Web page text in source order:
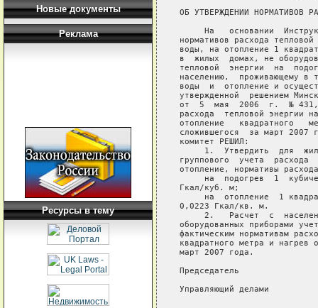
Новые документы
Реклама
Ресурсы в тему
ОБ УТВЕРЖДЕНИИ НОРМАТИВОВ
На   основании
нормативов расхода
воды, на отопление 1
в  жилых  домах, не
тепловой  энергии  на
населению,  проживающему в
воды  и  отопление и
утвержденной  решением
от  5  мая  2006  г.  № 431,
расхода  тепловой энергии
отопление   квадратного
сложившегося  за март 2007
комитет РЕШИЛ:
1.  Утвердить  для
группового  учета
отопление, нормативы
на  подогрев  1
Гкал/куб. м;
на  отопление  1
0,0223 Гкал/кв. м.
2.   Расчет  с
оборудованных приборами
фактическим нормативам
квадратного метра и нагрев
март 2007 года.
Председатель
Управляющий делами